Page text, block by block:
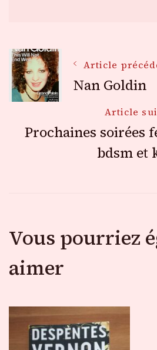
Navigation
des
articles
Article
Nan Goldin
Article
Prochaines soirées
bdsm et
Vous pourriez
aimer